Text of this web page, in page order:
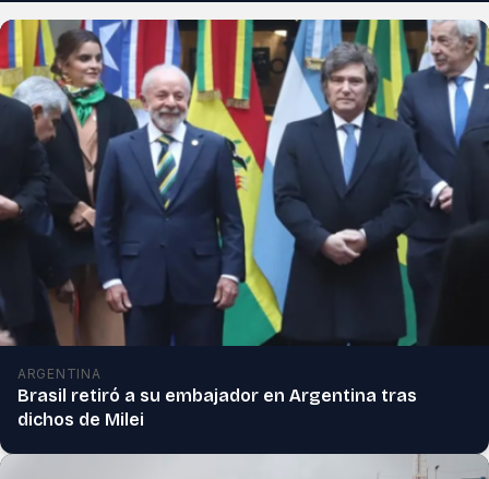
ARGENTINA
Brasil retiró a su embajador en Argentina tras
dichos de Milei